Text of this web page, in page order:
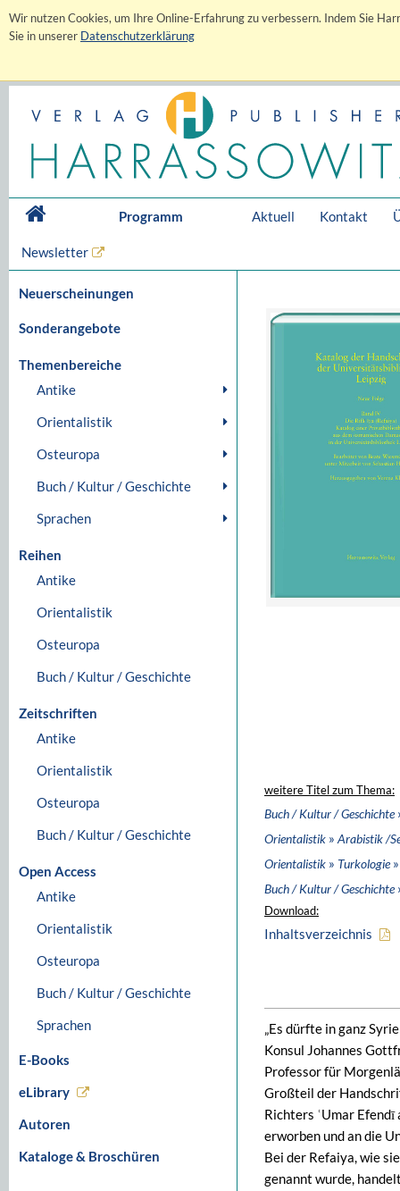
Wir nutzen Cookies, um Ihre Online-Erfahrung zu verbessern. Indem Sie
Sie in unserer Datenschutzerklärung
Programm Aktuell Kontakt
Newsletter
Neuerscheinungen
Sonderangebote
Themenbereiche
Antike
Orientalistik
Osteuropa
Buch / Kultur / Geschichte
Sprachen
Reihen
Antike
Orientalistik
Osteuropa
Buch / Kultur / Geschichte
Zeitschriften
Antike
Orientalistik
Osteuropa
Buch / Kultur / Geschichte
Open Access
Antike
Orientalistik
Osteuropa
Buch / Kultur / Geschichte
Sprachen
E-Books
eLibrary
Autoren
Kataloge & Broschüren
weitere Titel zum Thema:
Buch / Kultur / Geschichte
Orientalistik » Arabistik /
Orientalistik » Turkologie
Buch / Kultur / Geschichte
Download:
Inhaltsverzeichnis
„Es dürfte in ganz
Konsul Johannes
Professor für
Großteil der
Richters ʿUmar
erworben und an die
Bei der Refaiya, wie
genannt wurde,